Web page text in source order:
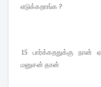
எடுக்கறாங்க ?
15 பார்க்கறதுக்கு நான்
மனுசன் தான்